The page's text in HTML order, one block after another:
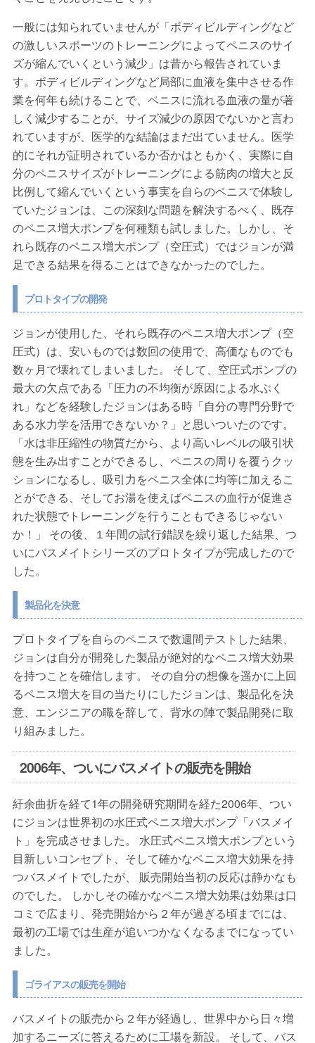
一般には知られていませんが「ボディビルディングなど
の激しいスポーツのトレーニングによってペニスのサイ
ズが縮んでいくという減少」は昔から報告されていま
す。ボディビルディングなど局部に血液を集中させる作
業を何年も続けることで、ペニスに流れる血液の量が著
しく減少することが、サイズ減少の原因でないかと言わ
れていますが、医学的な結論はまだ出ていません。医学
的にそれが証明されているか否かはともかく、実際に自
分のペニスサイズがトレーニングによる筋肉の増大と反
比例して縮んでいくという事実を自らのペニスで体験し
ていたジョンは、この深刻な問題を解決するべく、既存
のペニス増大ポンプを何種類も試しました。しかし、そ
れら既存のペニス増大ポンプ（空圧式）ではジョンが満
足できる結果を得ることはできなかったのでした。
プロトタイプの開発
ジョンが使用した、それら既存のペニス増大ポンプ（空
圧式）は、安いものでは数回の使用で、高価なものでも
数ヶ月で壊れてしまいました。 そして、空圧式ポンプの
最大の欠点である「圧力の不均衡が原因による水ぶく
れ」などを経験したジョンはある時「自分の専門分野で
ある水力学を活用できないか？」と思いついたのです。
「水は非圧縮性の物質だから、より高いレベルの吸引状
態を生み出すことができるし、ペニスの周りを覆うクッ
ションになるし、吸引力をペニス全体に均等に加えるこ
とができる、そしてお湯を使えばペニスの血行が促進さ
れた状態でトレーニングを行うこともできるじゃない
か！」 その後、１年間の試行錯誤を繰り返した結果、つ
いにバスメイトシリーズのプロトタイプが完成したので
した。
製品化を決意
プロトタイプを自らのペニスで数週間テストした結果、
ジョンは自分が開発した製品が絶対的なペニス増大効果
を持つことを確信します。 その自分の想像を遥かに上回
るペニス増大を目の当たりにしたジョンは、製品化を決
意、エンジニアの職を辞して、背水の陣で製品開発に取
り組みました。
2006年、ついにバスメイトの販売を開始
紆余曲折を経て1年の開発研究期間を経た2006年、つい
にジョンは世界初の水圧式ペニス増大ポンプ「バスメイ
ト」を完成させました。 水圧式ペニス増大ポンプという
目新しいコンセプト、そして確かなペニス増大効果を持
つバスメイトでしたが、 販売開始当初の反応は静かなも
のでした。 しかしその確かなペニス増大効果は効果は口
コミで広まり、発売開始から２年が過ぎる頃までには、
最初の工場では生産が追いつかなくなるまでになってい
ました。
ゴライアスの販売を開始
バスメイトの販売から２年が経過し、世界中から日々増
加するニーズに答えるために工場を新設。 そして、バス